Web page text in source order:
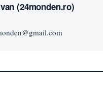
(24monden.ro)